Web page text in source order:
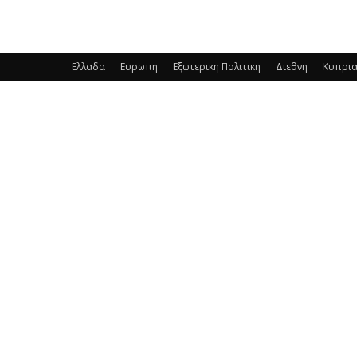
Ελλαδα Ευρωπη Εξωτερικη Πολιτικη Διεθνη